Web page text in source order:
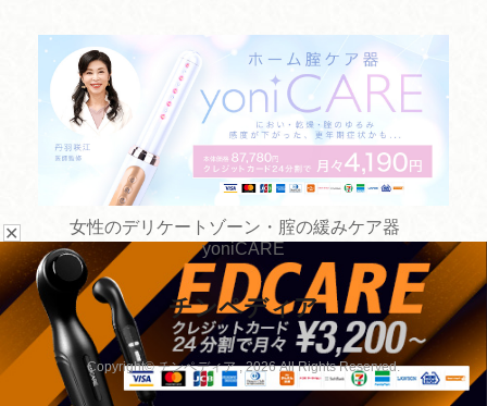
お悩みから探す
手術方法から探す
病院を探す
手術以外の治療から探す
✕
女性のデリケートゾーン・腟の緩みケア器
yoniCARE
チンペディア
Copyright© チンペディア , 2026 All Rights Reserved.